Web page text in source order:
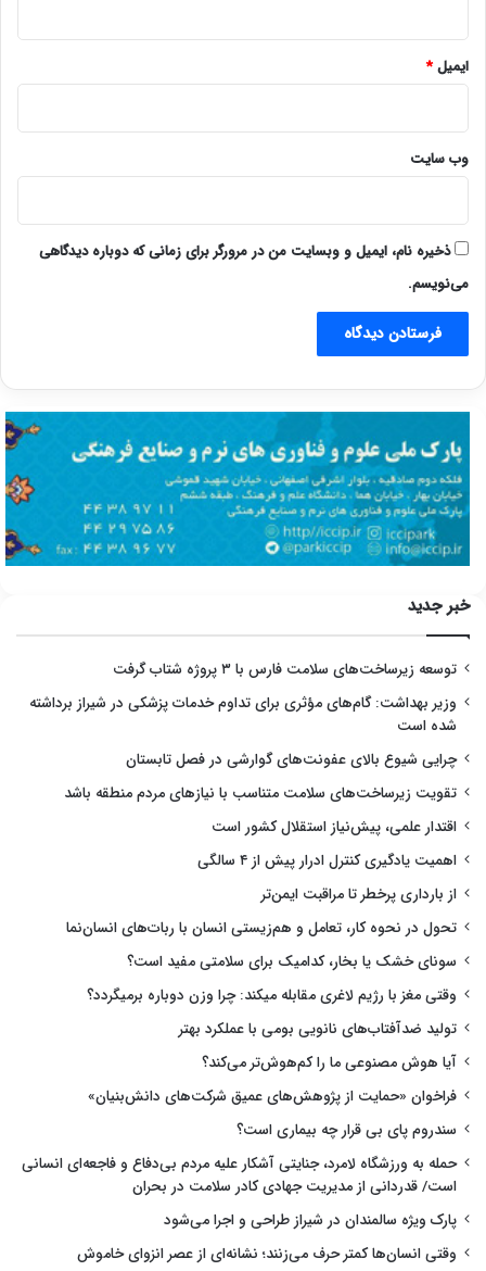
ایمیل*
وب‌ سایت
ذخیره نام، ایمیل و وبسایت من در مرورگر برای زمانی که دوباره دیدگاهی
می‌نویسم.
خبر جدید
توسعه زیرساخت‌های سلامت فارس با ۳ پروژه شتاب گرفت
وزیر بهداشت: گام‌های مؤثری برای تداوم خدمات پزشکی در شیراز برداشته
شده است
چرایی شیوع بالای عفونت‌های گوارشی در فصل تابستان
تقویت زیرساخت‌های سلامت متناسب با نیازهای مردم منطقه باشد
اقتدار علمی، پیش‌نیاز استقلال کشور است
اهمیت یادگیری کنترل ادرار پیش از ۴ سالگی
از بارداری پرخطر تا مراقبت ایمن‌تر
تحول در نحوه کار، تعامل و هم‌زیستی انسان با ربات‌های انسان‌نما
سونای خشک یا بخار، کدامیک برای سلامتی مفید است؟
وقتی مغز با رژیم لاغری مقابله میکند: چرا وزن دوباره برمیگردد؟
تولید ضدآفتاب‌های نانویی بومی با عملکرد بهتر
آیا هوش مصنوعی ما را کم‌هوش‌تر می‌کند؟
فراخوان «حمایت از پژوهش‌های عمیق شرکت‌های دانش‌بنیان»
سندروم پای بی قرار چه بیماری است؟
حمله به ورزشگاه لامرد، جنایتی آشکار علیه مردم بی‌دفاع و فاجعه‌ای انسانی
است/ قدردانی از مدیریت جهادی کادر سلامت در بحران
پارک ویژه سالمندان در شیراز طراحی و اجرا می‌شود
وقتی انسان‌ها کمتر حرف می‌زنند؛ نشانه‌ای از عصر انزوای خاموش